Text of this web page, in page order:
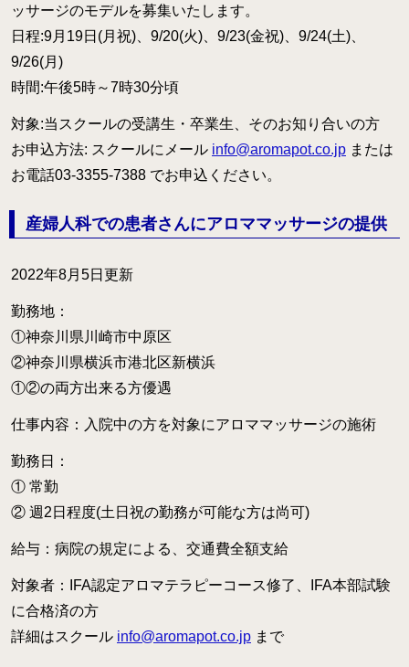
ッサージのモデルを募集いたします。
日程:9月19日(月祝)、9/20(火)、9/23(金祝)、9/24(土)、
9/26(月)
時間:午後5時～7時30分頃
対象:当スクールの受講生・卒業生、そのお知り合いの方
お申込方法: スクールにメール info@aromapot.co.jp または
お電話03-3355-7388 でお申込ください。
産婦人科での患者さんにアロママッサージの提供
2022年8月5日更新
勤務地：
①神奈川県川崎市中原区
②神奈川県横浜市港北区新横浜
①②の両方出来る方優遇
仕事内容：入院中の方を対象にアロママッサージの施術
勤務日：
① 常勤
② 週2日程度(土日祝の勤務が可能な方は尚可)
給与：病院の規定による、交通費全額支給
対象者：IFA認定アロマテラピーコース修了、IFA本部試験
に合格済の方
詳細はスクール info@aromapot.co.jp まで